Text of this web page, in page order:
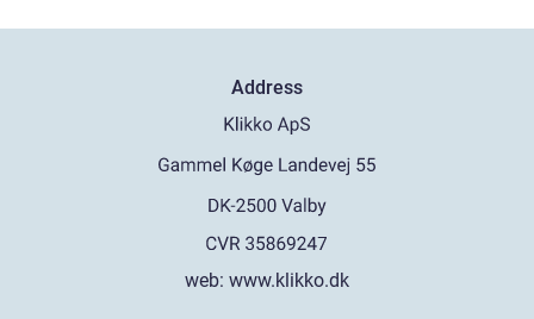
Address
web: www.klikko.dk